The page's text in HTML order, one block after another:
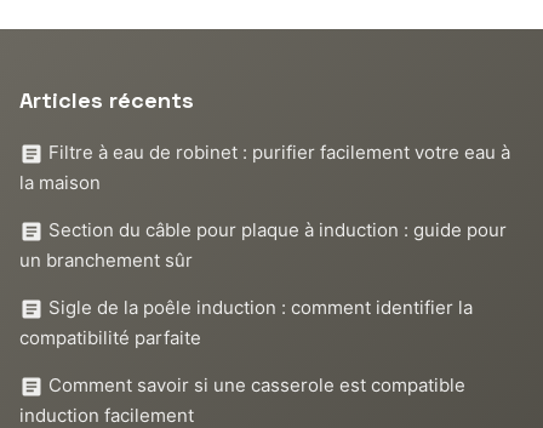
Articles récents
Filtre à eau de robinet : purifier facilement votre eau à
la maison
Section du câble pour plaque à induction : guide pour
un branchement sûr
Sigle de la poêle induction : comment identifier la
compatibilité parfaite
Comment savoir si une casserole est compatible
induction facilement